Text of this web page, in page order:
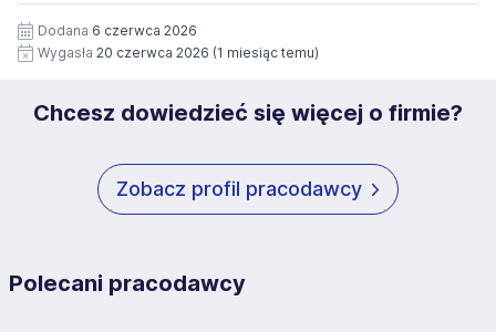
https://www.workprofit.pl/klauzula-informacyjna.html
czasie wycofana.
Dodana 6 czerwca 2026
Wygasła 20 czerwca 2026 (1 miesiąc temu)
Chcesz dowiedzieć się więcej o firmie?
Zobacz profil pracodawcy
Polecani pracodawcy